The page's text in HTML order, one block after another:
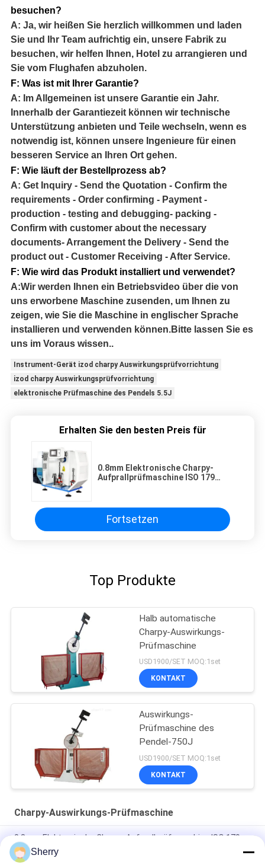
besuchen?
A: Ja, wir heißen Sie herzlich willkommen und laden
Sie und Ihr Team aufrichtig ein, unsere Fabrik zu
besuchen, wir helfen Ihnen, Hotel zu arrangieren und
Sie vom Flughafen abzuholen.
F: Was ist mit Ihrer Garantie?
A: Im Allgemeinen ist unsere Garantie ein Jahr.
Innerhalb der Garantiezeit können wir technische
Unterstützung anbieten und Teile wechseln, wenn es
notwendig ist, können unsere Ingenieure für einen
besseren Service an Ihren Ort gehen.
F: Wie läuft der Bestellprozess ab?
A: Get Inquiry - Send the Quotation - Confirm the
requirements - Order confirming - Payment -
production - testing and debugging- packing -
Confirm with customer about the necessary
documents- Arrangement the Delivery - Send the
product out - Customer Receiving - After Service.
F: Wie wird das Produkt installiert und verwendet?
A:Wir werden Ihnen ein Betriebsvideo über die von
uns erworbene Maschine zusenden, um Ihnen zu
zeigen, wie Sie die Maschine in englischer Sprache
installieren und verwenden können.Bitte lassen Sie es
uns im Voraus wissen..
Instrument-Gerät izod charpy Auswirkungsprüfvorrichtung
izod charpy Auswirkungsprüfvorrichtung
elektronische Prüfmaschine des Pendels 5.5J
Erhalten Sie den besten Preis für
0.8mm Elektronische Charpy-
Aufprallprüfmaschine ISO 179
Fortsetzen
Top Produkte
Halb automatische
Charpy-Auswirkungs-
Prüfmaschine
USD1900/SET MOQ:1set
KONTAKT
Auswirkungs-
Prüfmaschine des
Pendel-750J
USD1900/SET MOQ:1set
KONTAKT
Charpy-Auswirkungs-Prüfmaschine
0.8mm Elektronische Charpy-Aufprallprüfmaschine ISO 179
2000 Pendel-Aufprallprüfmaschine
Sherry